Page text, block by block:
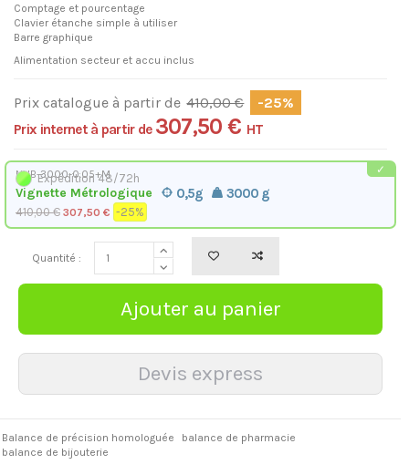
Comptage et pourcentage
Clavier étanche simple à utiliser
Barre graphique
Alimentation secteur et accu inclus
Prix catalogue à partir de 410,00 € -25%
Prix internet à partir de 307,50 € HT
NHB-3000-0.05+M
Vignette Métrologique 0,5g 3000 g
410,00 € 307,50 € -25%
Expédition 48/72h
Quantité :
Balance de précision homologuée
balance de pharmacie
balance de bijouterie